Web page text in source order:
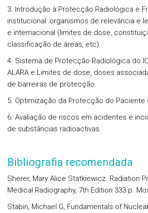
3. Introdução à Protecção Radiológica e
institucional: organismos de relevância e
e internacional (limites de dose,
classificação de áreas, etc).
4. Sistema de Protecção Radiológica do
ALARA e Limites de dose, doses
de barreiras de protecção.
5. Optimização da Protecção do Paciente
6. Avaliação de riscos em acidentes e
de substâncias radioactivas.
Bibliografia recomendada
Sherer, Mary Alice Statkiewicz. Radiation
Medical Radiography, 7th Edition 333 p.
Stabin, Michael G, Fundamentals of